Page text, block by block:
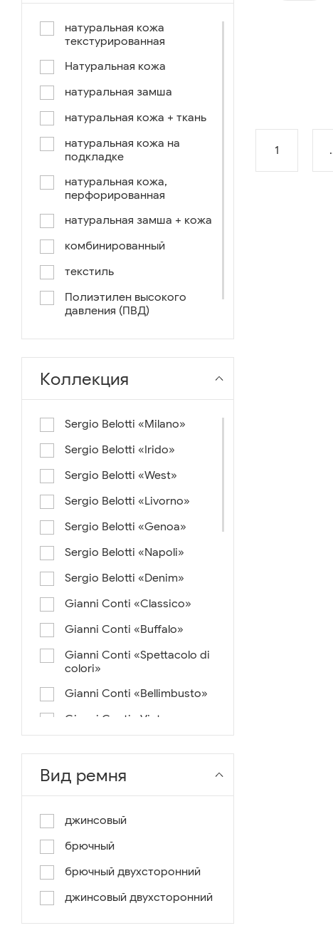
комбинированный
коричнево-зеленый
коричневый-синий
коричневый/светло-
коричневый /ручное окраш.-
синий/черный
коричневый /ручное окраш.-
натуральная кожа
текстурированная
Натуральная кожа
натуральная замша
натуральная кожа + ткань
натуральная кожа на
подкладке
натуральная кожа,
перфорированная
натуральная замша + кожа
комбинированный
текстиль
Полиэтилен высокого
давления (ПВД)
нейлон+ткань
Коллекция
Sergio Belotti «Milano»
Sergio Belotti «Irido»
Sergio Belotti «West»
Sergio Belotti «Livorno»
Sergio Belotti «Genoa»
Sergio Belotti «Napoli»
Sergio Belotti «Denim»
Gianni Conti «Classico»
Gianni Conti «Buffalo»
Gianni Conti «Spettacolo di
colori»
Gianni Conti «Bellimbusto»
Gianni Conti «Vintage»
pochino di colore»
Gianni Conti «Antico»
Вид ремня
джинсовый
брючный
брючный двухсторонний
джинсовый двухсторонний
1